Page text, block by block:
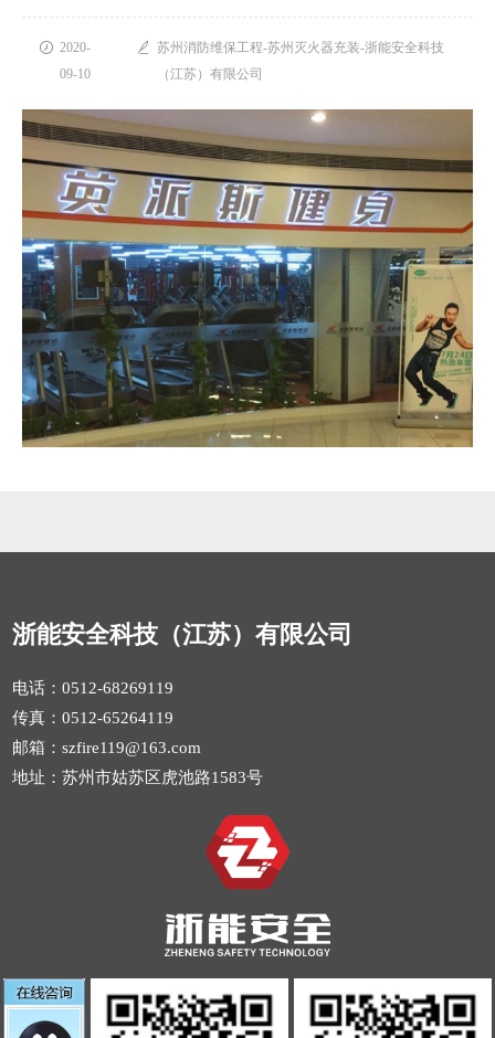
 2020-
09-10
 苏州消防维保工程-苏州灭火器充装-浙能安全科技
（江苏）有限公司
浙能安全科技（江苏）有限公司
电话：0512-68269119
传真：0512-65264119
邮箱：szfire119@163.com
地址：苏州市姑苏区虎池路1583号